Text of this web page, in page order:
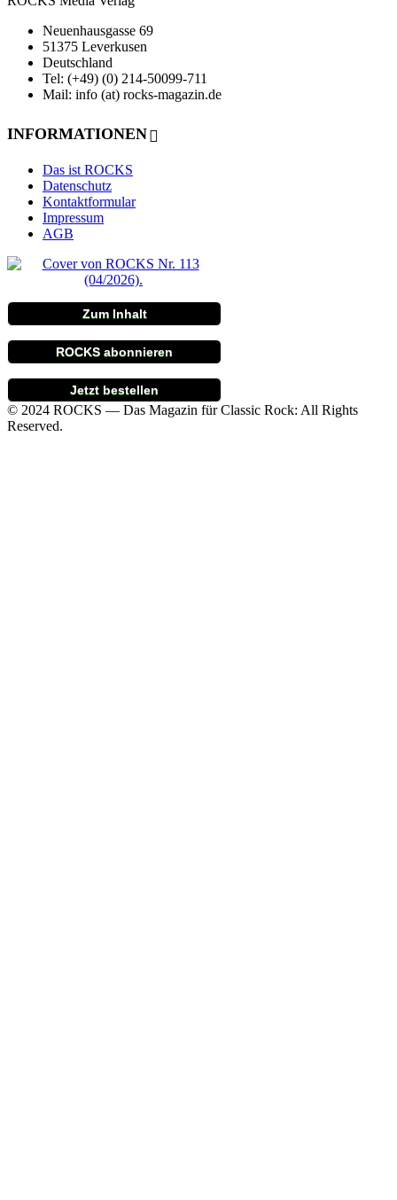
Neuenhausgasse 69
51375 Leverkusen
Deutschland
Tel: (+49) (0) 214-50099-711
Mail: info (at) rocks-magazin.de
INFORMATIONEN
Das ist ROCKS
Datenschutz
Kontaktformular
Impressum
AGB
Zum Inhalt
ROCKS abonnieren
Jetzt bestellen
© 2024 ROCKS — Das Magazin für Classic Rock: All Rights
Reserved.